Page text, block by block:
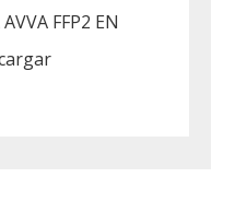
FFP2 EN